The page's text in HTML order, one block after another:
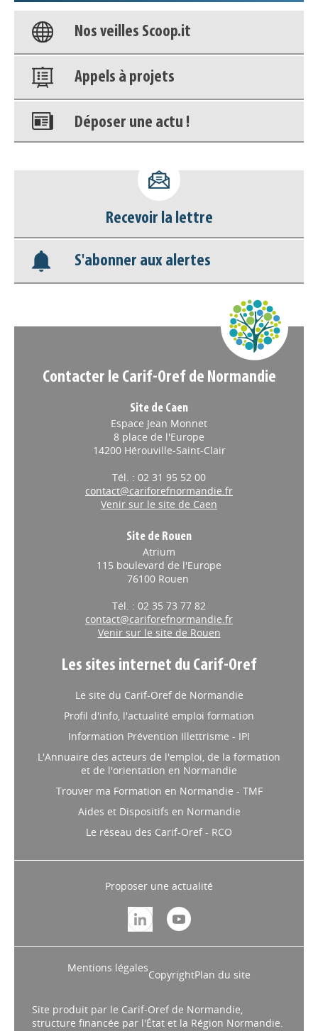
Nos veilles Scoop.it
Appels à projets
Déposer une actu !
déconnecter)
Base documentaire
Nos veilles Scoop.it
Recevoir la lettre
S'abonner aux alertes
Contacter le Carif-Oref de Normandie
Site de Caen
Espace Jean Monnet
8 place de l'Europe
14200 Hérouville-Saint-Clair
Tél. : 02 31 95 52 00
contact@cariforefnormandie.fr
Venir sur le site de Caen
Site de Rouen
Atrium
115 boulevard de l'Europe
76100 Rouen
Tél. : 02 35 73 77 82
contact@cariforefnormandie.fr
Venir sur le site de Rouen
Les sites internet du Carif-Oref
Le site du Carif-Oref de Normandie
Profil d'info, l'actualité emploi formation
Information Prévention Illettrisme - IPI
L'Annuaire des acteurs de l'emploi, de la formation
et de l'orientation en Normandie
Trouver ma Formation en Normandie - TMF
Aides et Dispositifs en Normandie
Le réseau des Carif-Oref - RCO
Proposer une actualité
Mentions légales
CopyrightPlan du site
Site produit par le Carif-Oref de Normandie,
structure financée par l'État et la Région Normandie.